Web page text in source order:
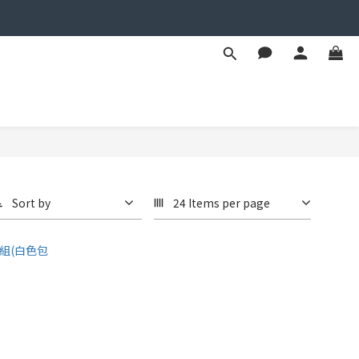
Sort by 24 Items per page